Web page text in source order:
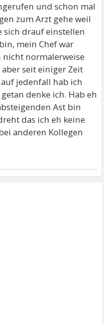
und schon mal
zum Arzt gehe weil
drauf einstellen
mein Chef war
nicht normalerweise
seit einiger Zeit
jedenfall hab ich
denke ich. Hab eh
Ast bin
das ich eh keine
anderen Kollegen